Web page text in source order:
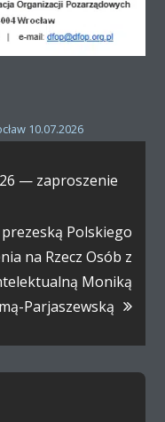
10.07.2026
— zaproszenie
Polskiego
na Rzecz Osób z
Moniką
Parjaszewską